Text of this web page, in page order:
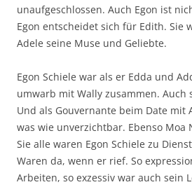
unaufgeschlossen. Auch Egon ist
Egon entscheidet sich für Edith. Sie
Adele seine Muse und Geliebte.
Egon Schiele war als er Edda und
umwarb mit Wally zusammen. Auch
Und als Gouvernante beim Date mit
was wie unverzichtbar. Ebenso Moa
Sie alle waren Egon Schiele zu
Waren da, wenn er rief. So
Arbeiten, so exzessiv war auch sein